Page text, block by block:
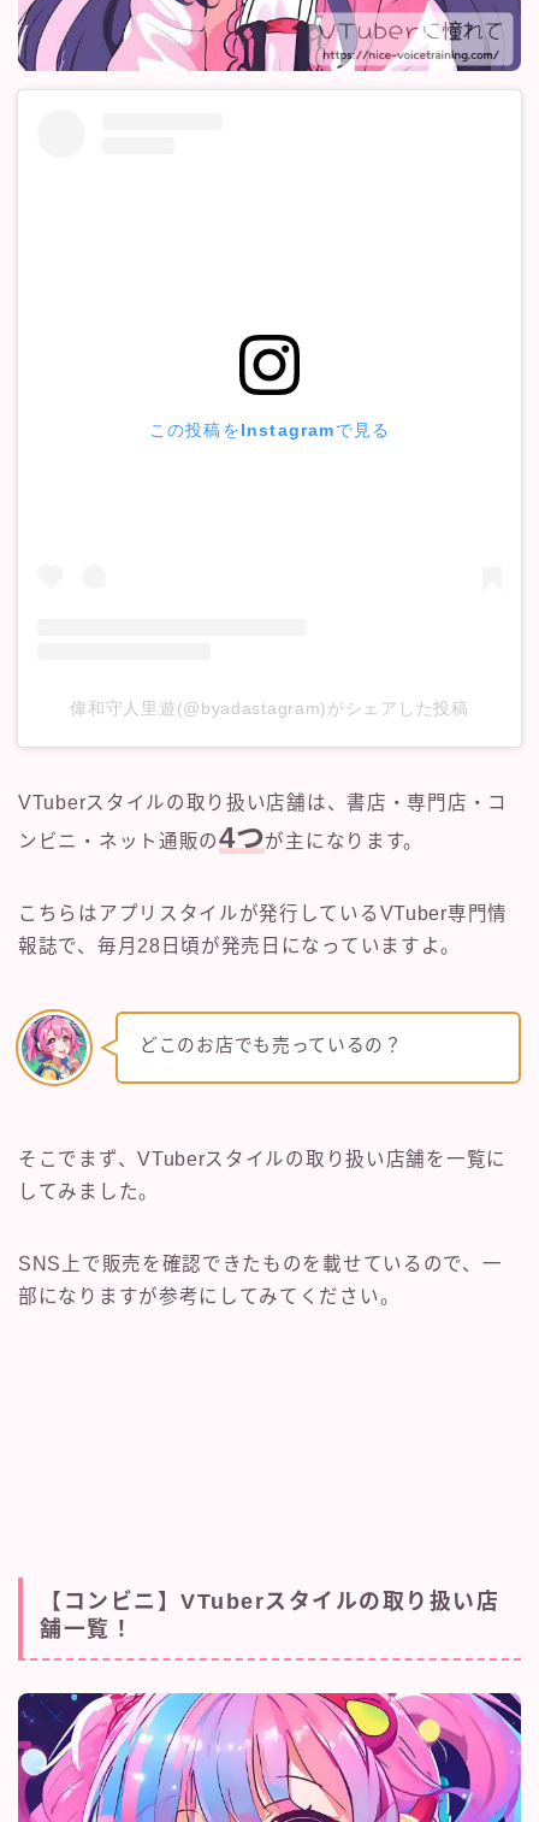
この投稿をInstagramで見る
偉和守人里遊(@byadastagram)がシェアした投稿
VTuberスタイルの取り扱い店舗は、書店・専門店・コ
ンビニ・ネット通販の4つが主になります。
こちらはアプリスタイルが発行しているVTuber専門情
報誌で、毎月28日頃が発売日になっていますよ。
どこのお店でも売っているの？
そこでまず、VTuberスタイルの取り扱い店舗を一覧に
してみました。
SNS上で販売を確認できたものを載せているので、一
部になりますが参考にしてみてください。
【コンビニ】VTuberスタイルの取り扱い店
舗一覧！